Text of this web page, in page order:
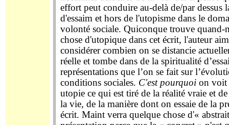
effort peut conduire au-delà de/par dessus
d'essaim et hors de l'utopisme dans le
volonté sociale. Quiconque trouve quand-
chose d'utopique dans cet écrit, l'auteur
considérer combien on se distancie
réelle et tombe dans de la spiritualité
représentations que l’on se fait sur
conditions sociales. C'est pourquoi on voit
utopie ce qui est tiré de la réalité vraie et
la vie, de la manière dont on essaie de la
écrit. Maint verra quelque chose d'«